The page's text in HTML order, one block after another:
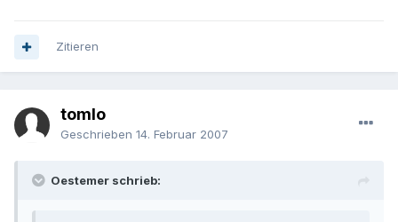
Zitieren
tomlo
Geschrieben 14. Februar 2007
Oestemer schrieb: